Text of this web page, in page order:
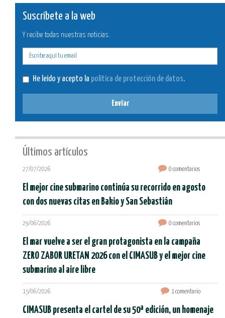
Suscríbete a la web
Y recibe todas nuestras noticias.
He leído y acepto la política de protección de datos.
Enviar
Últimos artículos
27/07/2026 0 comentarios
El mejor cine submarino continúa su recorrido en agosto
con dos nuevas citas en Bakio y San Sebastián
29/06/2026 0 comentarios
El mar vuelve a ser el gran protagonista en la campaña
ZERO ZABOR URETAN 2026 con el CIMASUB y el mejor cine
submarino al aire libre
15/06/2026 1 comentario
CIMASUB presenta el cartel de su 50ª edición, un homenaje